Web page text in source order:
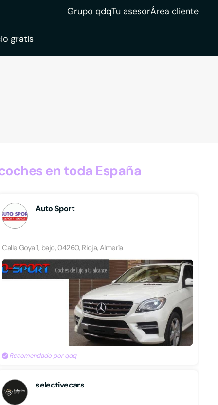
Grupo qdqTu asesorÁrea cliente
gratis
en toda España
Auto Sport
Calle Goya 1, bajo, 04260, Rioja, Almería
Recomendado por qdq
selectivecars